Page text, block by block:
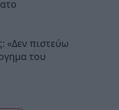
«Δεν πιστεύω
του